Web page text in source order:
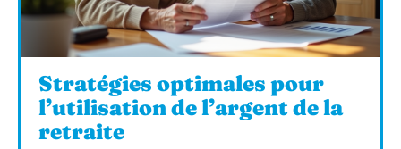
Stratégies optimales pour
l’utilisation de l’argent de la
retraite